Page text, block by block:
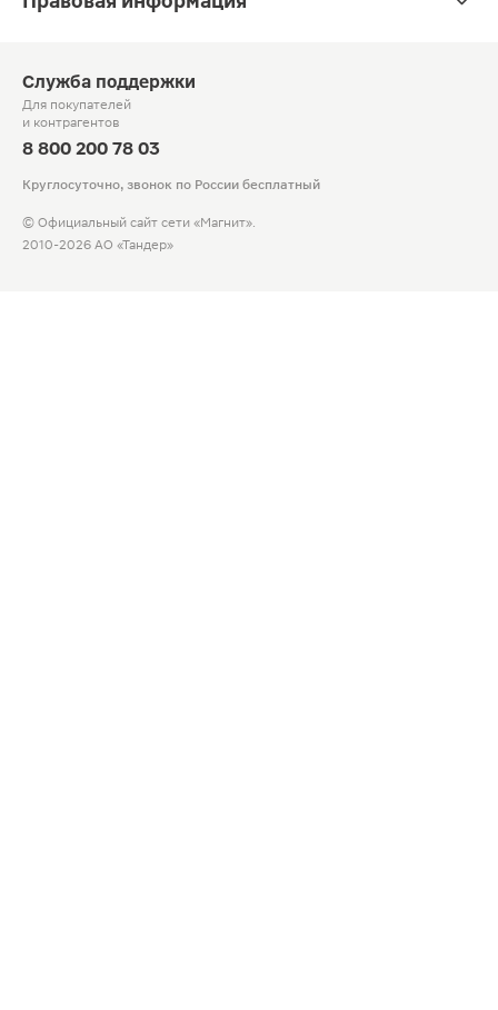
Служба поддержки
Для покупателей
и контрагентов
8 800 200 78 03
Круглосуточно, звонок по России бесплатный
© Официальный сайт сети «Магнит».
2010-2026 АО «Тандер»